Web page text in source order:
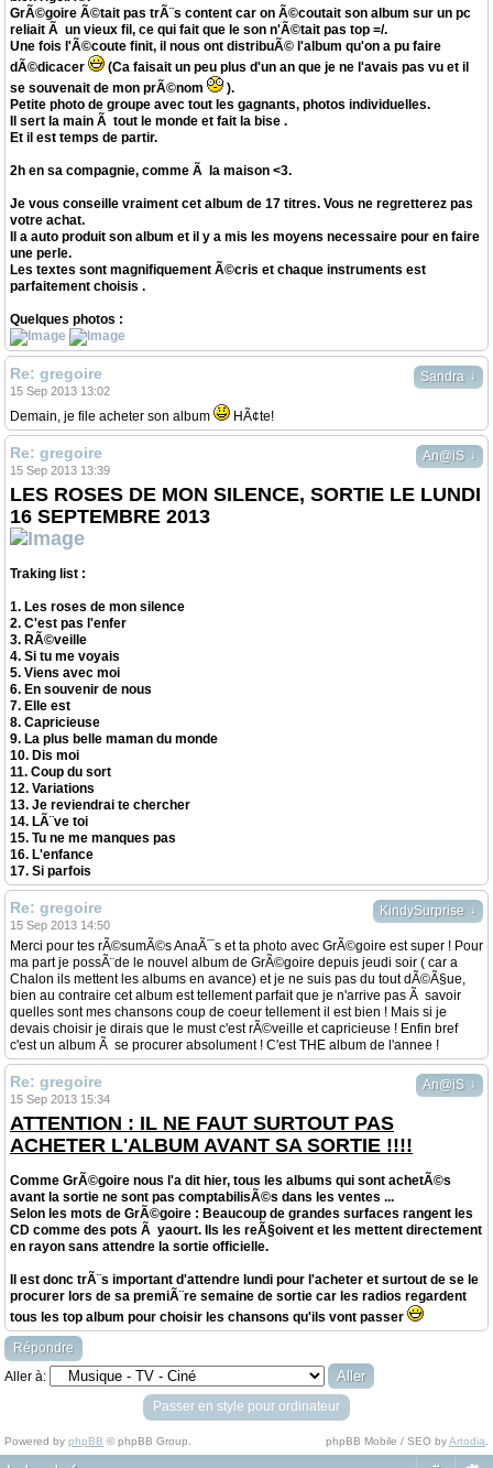
GrÃ©goire Ã©tait pas trÃ¨s content car on Ã©coutait son album sur un pc
reliait Ã un vieux fil, ce qui fait que le son n'Ã©tait pas top =/.
Une fois l'Ã©coute finit, il nous ont distribuÃ© l'album qu'on a pu faire
dÃ©dicacer
(Ca faisait un peu plus d'un an que je ne l'avais pas vu et il
se souvenait de mon prÃ©nom
).
Petite photo de groupe avec tout les gagnants, photos individuelles.
Il sert la main Ã tout le monde et fait la bise .
Et il est temps de partir.
2h en sa compagnie, comme Ã la maison <3.
Je vous conseille vraiment cet album de 17 titres. Vous ne regretterez pas
votre achat.
Il a auto produit son album et il y a mis les moyens necessaire pour en faire
une perle.
Les textes sont magnifiquement Ã©cris et chaque instruments est
parfaitement choisis .
Quelques photos :
Sandra ↓
Re: gregoire
15 Sep 2013 13:02
Demain, je file acheter son album HÃ¢te!
An@iS ↓
Re: gregoire
15 Sep 2013 13:39
LES ROSES DE MON SILENCE, SORTIE LE LUNDI
16 SEPTEMBRE 2013
Traking list :
1. Les roses de mon silence
2. C'est pas l'enfer
3. RÃ©veille
4. Si tu me voyais
5. Viens avec moi
6. En souvenir de nous
7. Elle est
8. Capricieuse
9. La plus belle maman du monde
10. Dis moi
11. Coup du sort
12. Variations
13. Je reviendrai te chercher
14. LÃ¨ve toi
15. Tu ne me manques pas
16. L'enfance
17. Si parfois
KindySurprise ↓
Re: gregoire
15 Sep 2013 14:50
Merci pour tes rÃ©sumÃ©s AnaÃ¯s et ta photo avec GrÃ©goire est super ! Pour
ma part je possÃ¨de le nouvel album de GrÃ©goire depuis jeudi soir ( car a
Chalon ils mettent les albums en avance) et je ne suis pas du tout dÃ©Ã§ue,
bien au contraire cet album est tellement parfait que je n'arrive pas Ã savoir
quelles sont mes chansons coup de coeur tellement il est bien ! Mais si je
devais choisir je dirais que le must c'est rÃ©veille et capricieuse ! Enfin bref
c'est un album Ã se procurer absolument ! C'est THE album de l'annee !
An@iS ↓
Re: gregoire
15 Sep 2013 15:34
ATTENTION : IL NE FAUT SURTOUT PAS
ACHETER L'ALBUM AVANT SA SORTIE !!!!
Comme GrÃ©goire nous l'a dit hier, tous les albums qui sont achetÃ©s
avant la sortie ne sont pas comptabilisÃ©s dans les ventes ...
Selon les mots de GrÃ©goire : Beaucoup de grandes surfaces rangent les
CD comme des pots Ã yaourt. Ils les reÃ§oivent et les mettent directement
en rayon sans attendre la sortie officielle.
Il est donc trÃ¨s important d'attendre lundi pour l'acheter et surtout de se le
procurer lors de sa premiÃ¨re semaine de sortie car les radios regardent
tous les top album pour choisir les chansons qu'ils vont passer
Répondre
Aller à:
Passer en style pour ordinateur
Powered by phpBB © phpBB Group. phpBB Mobile / SEO byArtodia